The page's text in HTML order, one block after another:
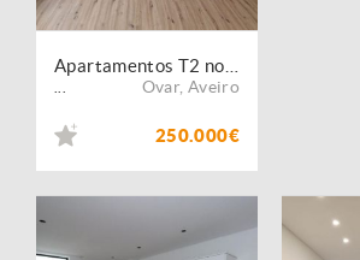
Ovar, Aveiro
250.000€